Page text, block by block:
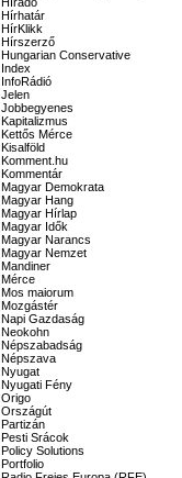
Hírhatár
HírKlikk
Hírszerző
Hungarian Conservative
Index
InfoRádió
Jelen
Jobbegyenes
Kapitalizmus
Kettős Mérce
Kisalföld
Komment.hu
Kommentár
Magyar Demokrata
Magyar Hang
Magyar Hírlap
Magyar Idők
Magyar Narancs
Magyar Nemzet
Mandiner
Mérce
Mos maiorum
Mozgástér
Napi Gazdaság
Neokohn
Népszabadság
Népszava
Nyugat
Nyugati Fény
Origo
Országút
Partizán
Pesti Srácok
Policy Solutions
Portfolio